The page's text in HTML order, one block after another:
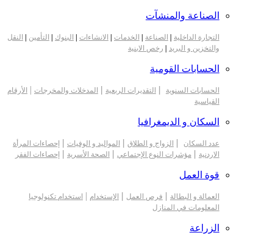
الصناعة والمنشآت
التجارة الداخلية الصناعة الخدمات الانشاءات البنوك التأمين
النقل
والتخزين و البريد
رخص الابنية
الحسابات القومية
الحسابات السنوية | التقديرات الربعية | المدخلات والمخرجات |
الأرقام
القياسية
السكان و الديمغرافيا
عدد السكان | الزواج و الطلاق | المواليد و الوفيات | إحصاءات المرأة
الاردنية | مؤشرات النوع الإجتماعي | الصحة الأسرية | إحصاءات الفقر
قوة العمل
العمالة و البطالة | فرص العمل | الإستخدام |
استخدام تكنولوجيا
المعلومات في المنازل
الزراعة